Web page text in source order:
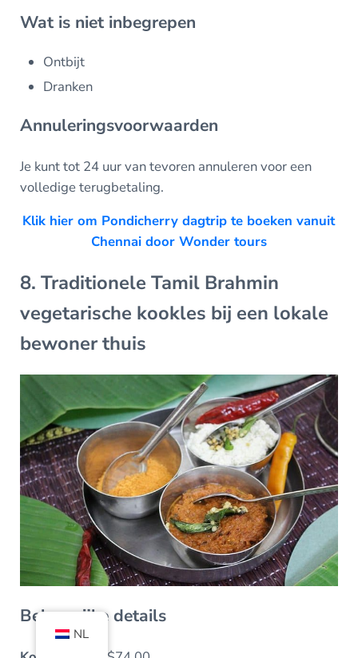
Wat is niet inbegrepen
Ontbijt
Dranken
Annuleringsvoorwaarden
Je kunt tot 24 uur van tevoren annuleren voor een
volledige terugbetaling.
Klik hier om Pondicherry dagtrip te boeken vanuit
Chennai door Wonder tours
8. Traditionele Tamil Brahmin
vegetarische kookles bij een lokale
bewoner thuis
Belangrijke details
NL